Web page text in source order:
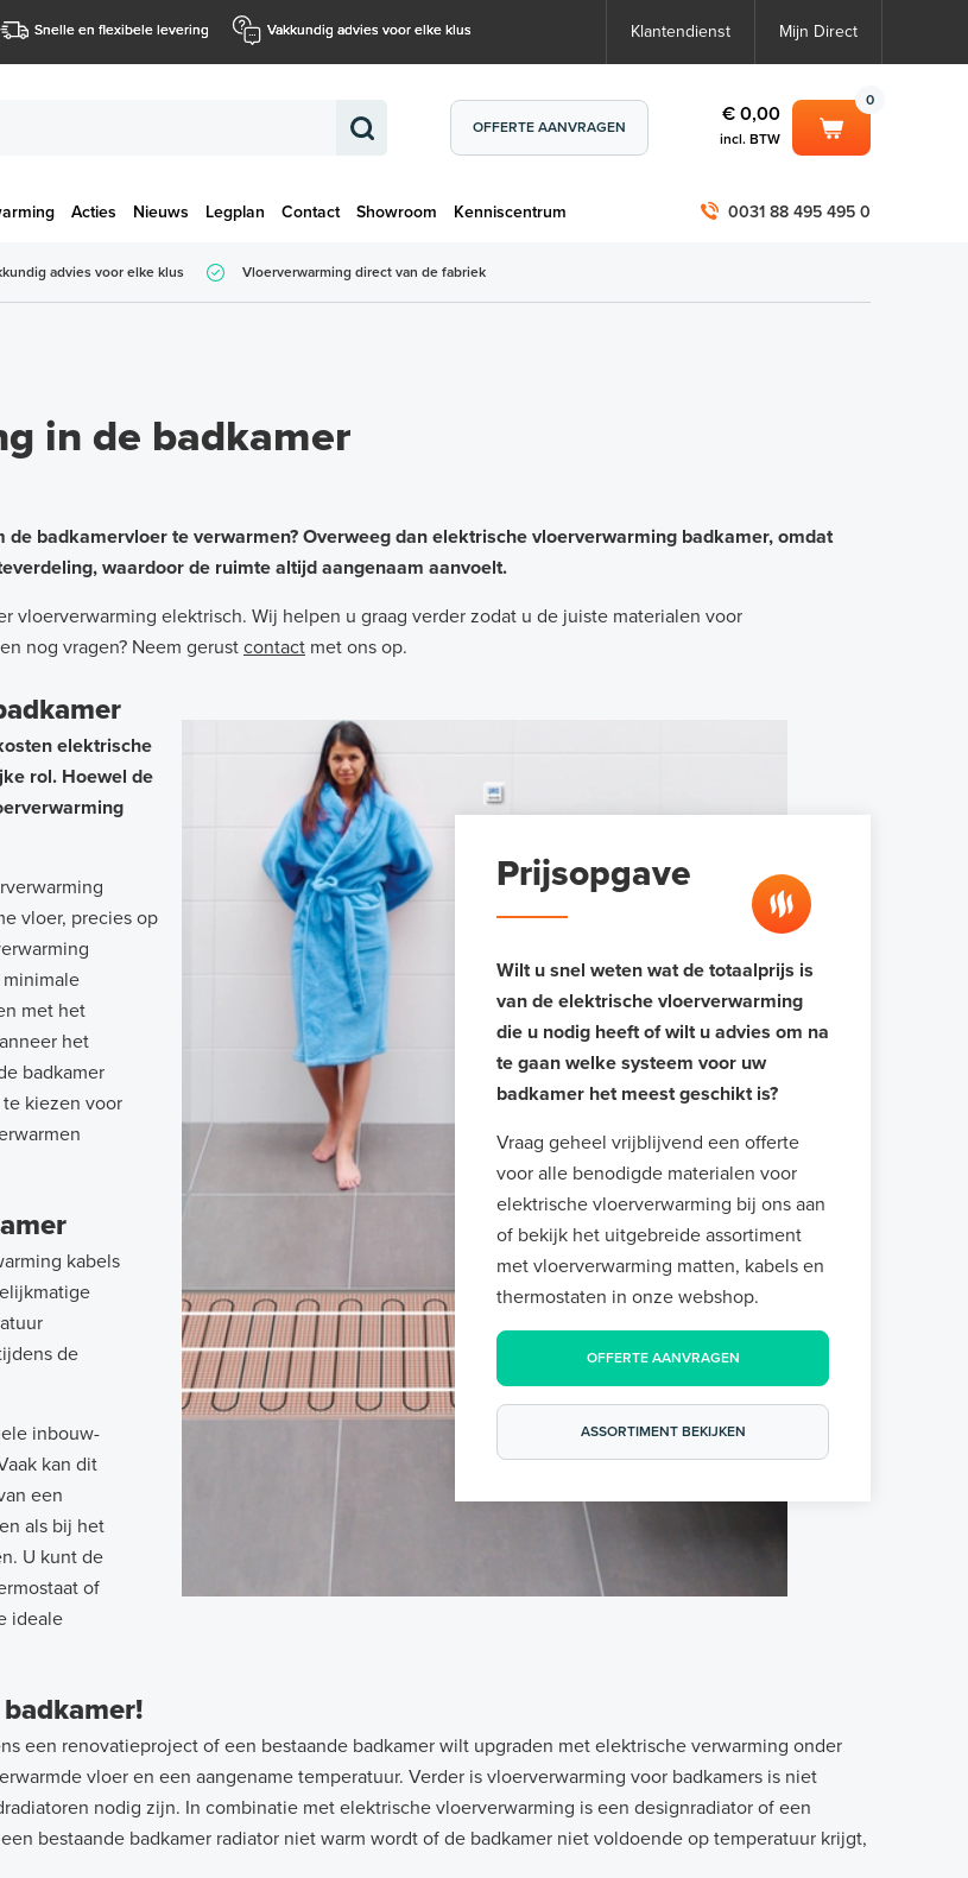
Snelle en flexibele levering Vakkundig advies voor elke klus Klantendienst Mijn Direct
OFFERTE AANVRAGEN
0
€ 0,00
incl. BTW
Acties Nieuws Legplan Contact Showroom Kenniscentrum
€ 0,00 0031 88 495 495 0
advies voor elke klus Vloerverwarming direct van de fabriek
in de badkamer
badkamervloer te verwarmen? Overweeg dan elektrische vloerverwarming badkamer, omdat
waardoor de ruimte altijd aangenaam aanvoelt.
vloerverwarming elektrisch. Wij helpen u graag verder zodat u de juiste materialen voor
nog vragen? Neem gerustcontact met ons op.
elektrische
rol. Hoewel de
vloer, precies op
met het
het
badkamer
kiezen voor
kabels
de
inbouw-
kan dit
een
als bij het
U kunt de
of
ideale
Prijsopgave
Wilt u snel weten wat de totaalprijs is
van de elektrische vloerverwarming
die u nodig heeft of wilt u advies om na
te gaan welke systeem voor uw
badkamer het meest geschikt is?
Vraag geheel vrijblijvend een offerte
voor alle benodigde materialen voor
elektrische vloerverwarming bij ons aan
of bekijk het uitgebreide assortiment
met vloerverwarming matten, kabels en
thermostaten in onze webshop.
OFFERTE AANVRAGEN
ASSORTIMENT BEKIJKEN
een renovatieproject of een bestaande badkamer wilt upgraden met elektrische verwarming onder
vloer en een aangename temperatuur. Verder is vloerverwarming voor badkamers is niet
nodig zijn. In combinatie met elektrische vloerverwarming is een designradiator of een
bestaande badkamer radiator niet warm wordt of de badkamer niet voldoende op temperatuur krijgt,